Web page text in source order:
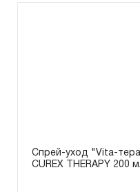
Спрей-уход "Vita-
CUREX THERAPY 200